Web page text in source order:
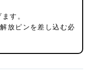
す。
放ピンを差し込む必